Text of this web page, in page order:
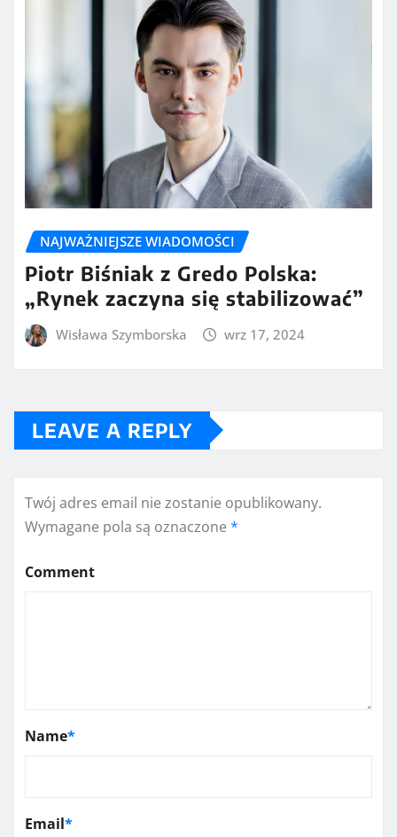
NAJWAŻNIEJSZE WIADOMOŚCI
Piotr Biśniak z Gredo Polska:
„Rynek zaczyna się stabilizować”
Wisława Szymborska wrz 17, 2024
LEAVE A REPLY
Twój adres email nie zostanie opublikowany.
Wymagane pola są oznaczone *
Comment
Name*
Email*